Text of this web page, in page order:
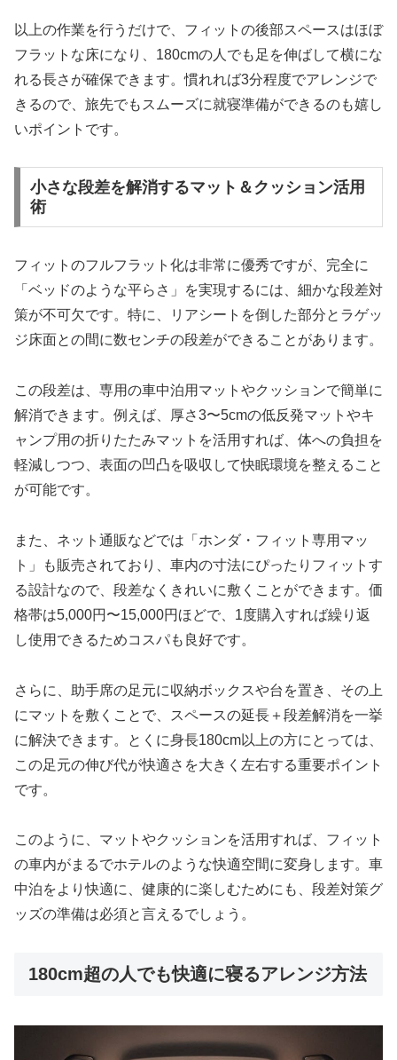
以上の作業を行うだけで、フィットの後部スペースはほぼ
フラットな床になり、180cmの人でも足を伸ばして横にな
れる長さが確保できます。慣れれば3分程度でアレンジで
きるので、旅先でもスムーズに就寝準備ができるのも嬉し
いポイントです。
小さな段差を解消するマット＆クッション活用
術
フィットのフルフラット化は非常に優秀ですが、完全に
「ベッドのような平らさ」を実現するには、細かな段差対
策が不可欠です。特に、リアシートを倒した部分とラゲッ
ジ床面との間に数センチの段差ができることがあります。
この段差は、専用の車中泊用マットやクッションで簡単に
解消できます。例えば、厚さ3〜5cmの低反発マットやキ
ャンプ用の折りたたみマットを活用すれば、体への負担を
軽減しつつ、表面の凹凸を吸収して快眠環境を整えること
が可能です。
また、ネット通販などでは「ホンダ・フィット専用マッ
ト」も販売されており、車内の寸法にぴったりフィットす
る設計なので、段差なくきれいに敷くことができます。価
格帯は5,000円〜15,000円ほどで、1度購入すれば繰り返
し使用できるためコスパも良好です。
さらに、助手席の足元に収納ボックスや台を置き、その上
にマットを敷くことで、スペースの延長＋段差解消を一挙
に解決できます。とくに身長180cm以上の方にとっては、
この足元の伸び代が快適さを大きく左右する重要ポイント
です。
このように、マットやクッションを活用すれば、フィット
の車内がまるでホテルのような快適空間に変身します。車
中泊をより快適に、健康的に楽しむためにも、段差対策グ
ッズの準備は必須と言えるでしょう。
180cm超の人でも快適に寝るアレンジ方法